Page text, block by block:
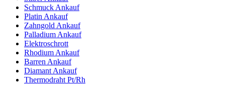
Schmuck Ankauf
Platin Ankauf
Zahngold Ankauf
Palladium Ankauf
Elektroschrott
Rhodium Ankauf
Barren Ankauf
Diamant Ankauf
Thermodraht Pt/Rh